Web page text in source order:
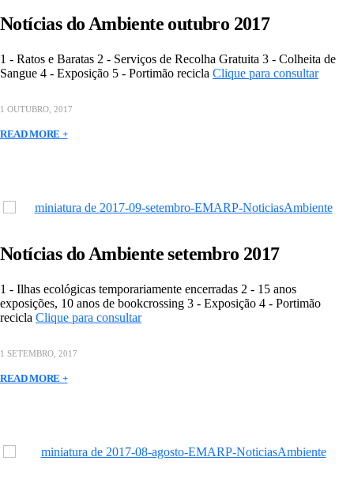
Notícias do Ambiente outubro 2017
1 - Ratos e Baratas 2 - Serviços de Recolha Gratuita 3 - Colheita de
Sangue 4 - Exposição 5 - Portimão recicla Clique para consultar
1 OUTUBRO, 2017
READ MORE +
Notícias do Ambiente setembro 2017
1 - Ilhas ecológicas temporariamente encerradas 2 - 15 anos
exposições, 10 anos de bookcrossing 3 - Exposição 4 - Portimão
recicla Clique para consultar
1 SETEMBRO, 2017
READ MORE +